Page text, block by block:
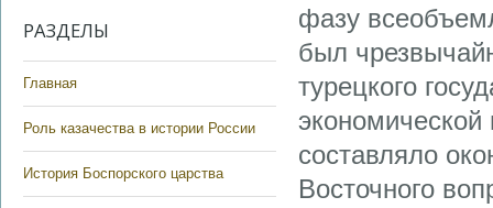
РАЗДЕЛЫ
Главная
Роль казачества в истории России
История Боспорского царства
фазу
был
турецкого
экономической
составляло
Восточного